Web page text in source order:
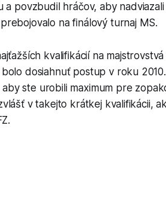
a povzbudil hráčov, aby
na finálový turnaj MS.
kvalifikácií na
dosiahnuť postup v roku
ste urobili maximum pre
v takejto krátkej kvalifikácii,